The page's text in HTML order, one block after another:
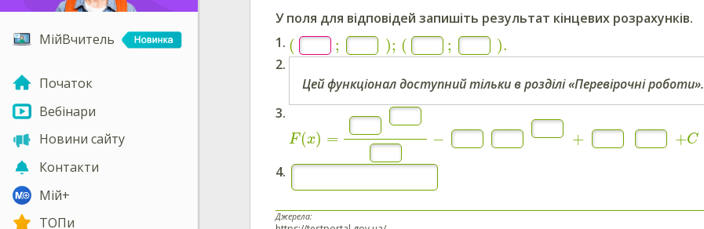
МійВчитель
Початок
Вебінари
Новини сайту
Контакти
Мій+
ТОПи
У поля для відповідей запишіть результат кінцевих розрахунків.
( ; ); ( ; ).
Цей функціонал доступний тільки в розділі «Перевірочні роботи».
F (x) = − + +C
Джерела: